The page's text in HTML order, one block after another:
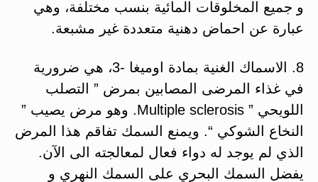
و جميع المخلوقات المائية بنسب مختلفة، وهي
عبارة عن احماض دهنية متعددة غير مشبعة.
8. الاسماك الغنية بمادة اوميغا -3، هي ضرورية
في غذاء المرضى المصابين بمرض ” التصلب
اللويحي ” Multiple sclerosis. وهو مرض يصيب ”
النخاع الشوكي “. ويمنع السمك تفاقم هذا المرض
الذي لم يوجد له دواء فعال لمعالجته الى الآن.
يفضل السمك البحري على السمك النهري و